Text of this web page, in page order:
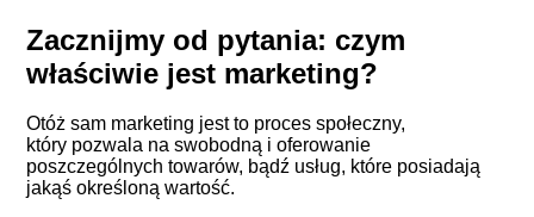
Zacznijmy od pytania: czym
właściwie jest marketing?
Otóż sam marketing jest to proces społeczny,
który pozwala na swobodną i oferowanie
poszczególnych towarów, bądź usług, które posiadają
jakąś określoną wartość.